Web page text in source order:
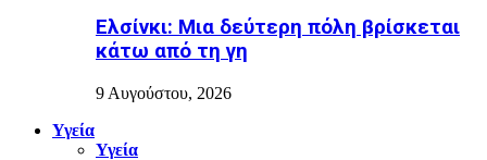
Ελσίνκι: Mια δεύτερη πόλη βρίσκεται
κάτω από τη γη
9 Αυγούστου, 2026
Υγεία
Υγεία